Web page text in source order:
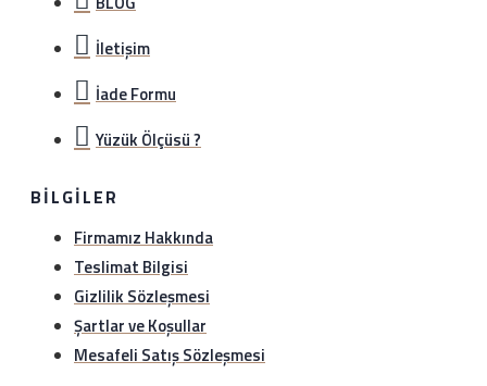
İletişim
İade Formu
Yüzük Ölçüsü ?
BILGILER
Firmamız Hakkında
Teslimat Bilgisi
Gizlilik Sözleşmesi
Şartlar ve Koşullar
Mesafeli Satış Sözleşmesi